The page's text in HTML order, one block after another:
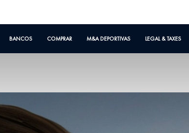
BANCOS COMPRAR M&A DEPORTIVAS LEGAL & TAXES